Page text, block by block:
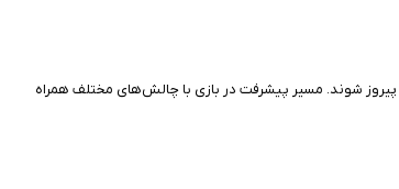
پیروز شوند. مسیر پیشرفت در بازی با چالش‌های مختلف همراه